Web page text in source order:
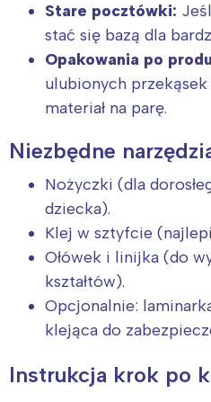
Stare pocztówki:
stać się bazą dla
Opakowania po
ulubionych
materiał na parę.
Niezbędne
Nożyczki (dla
dziecka).
Klej w sztyfcie
Ołówek i linijka (do
kształtów).
Opcjonalnie:
klejąca do
Instrukcja krok po